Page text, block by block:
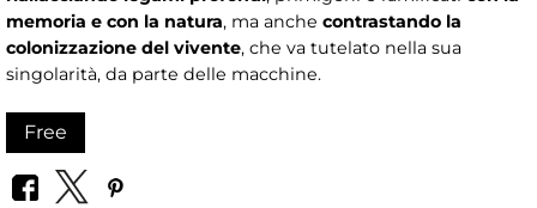
memoria e con la natura, ma anche contrastando la
colonizzazione del vivente, che va tutelato nella sua
singolarità, da parte delle macchine.
Free